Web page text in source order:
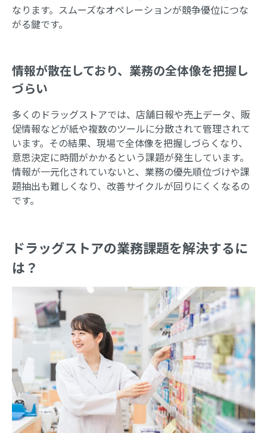
なります。スムーズなオペレーションが競争優位につな
がる鍵です。
情報が散在しており、業務の全体像を把握し
づらい
多くのドラッグストアでは、店舗日報や売上データ、販
促情報などが紙や複数のツールに分散されて管理されて
います。その結果、現場で全体像を把握しづらくなり、
意思決定に時間がかかるという課題が発生しています。
情報が一元化されていないと、業務の優先順位づけや課
題抽出も難しくなり、改善サイクルが回りにくくなるの
です。
ドラッグストアの業務課題を解決するに
は？